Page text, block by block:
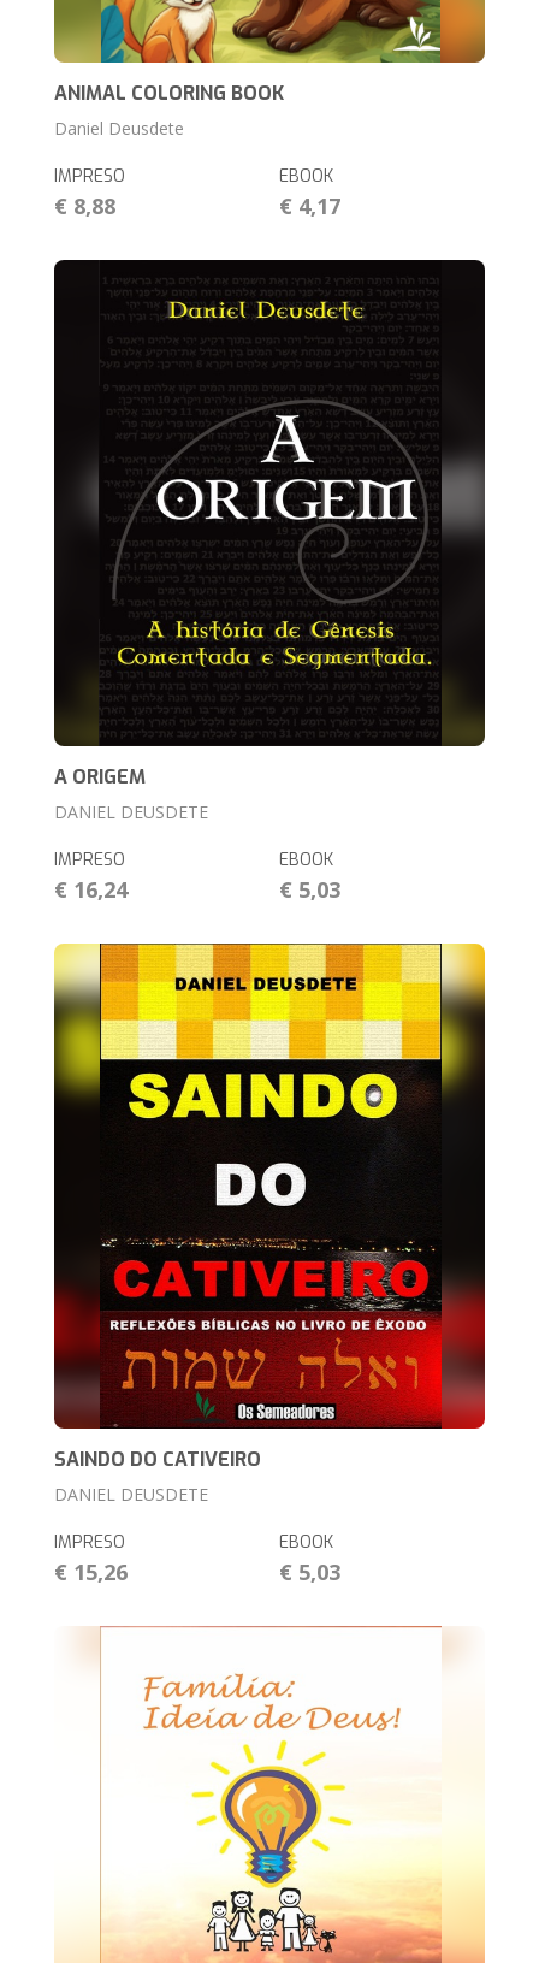
ANIMAL COLORING BOOK
Daniel Deusdete
IMPRESO
€ 8,88
EBOOK
€ 4,17
A ORIGEM
DANIEL DEUSDETE
IMPRESO
€ 16,24
EBOOK
€ 5,03
SAINDO DO CATIVEIRO
DANIEL DEUSDETE
IMPRESO
€ 15,26
EBOOK
€ 5,03